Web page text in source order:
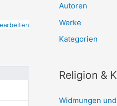
Autoren
Werke
Kategorien
Religion &
Widmungen